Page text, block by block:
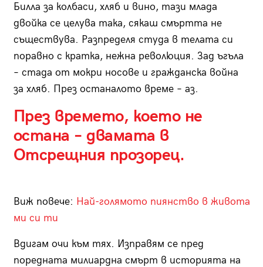
Билла за колбаси, хляб и вино, тази млада
двойка се целува така, сякаш смъртта не
съществува. Разпределя студа в телата си
поравно с кратка, нежна революция. Зад ъгъла
– стада от мокри носове и гражданска война
за хляб. През останалото време – аз.
През времето, което не
остана – двамата в
Отсрещния прозорец.
Виж повече: Най-голямото пиянство в живота
ми си ти
Вдигам очи към тях. Изправям се пред
поредната милиардна смърт в историята на